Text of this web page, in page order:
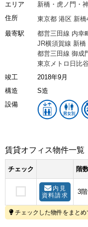
エリア
新橋・虎ノ門・
住所
東京都 港区 新橋
最寄駅 都営三田線 内幸
JR横須賀線 新橋
都営三田線 御成
東京メトロ日比
竣工
2018年9月
構造
S造
設備
賃貸オフィス物件一覧
チェック 階
内見
資料請求
3階
チェックした物件をまとめ